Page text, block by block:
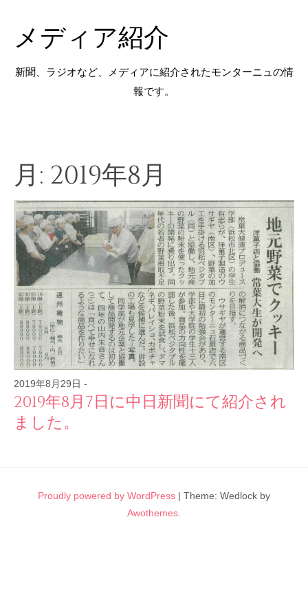
メディア紹介
新聞、ラジオなど、メディアに紹介されたモンターニュの情
報です。
月: 2019年8月
2019年8月29日 -
2019年8月7日に中日新聞にて紹介され
ました。
Proudly powered by WordPress | Theme: Wedlock by
Awothemes.